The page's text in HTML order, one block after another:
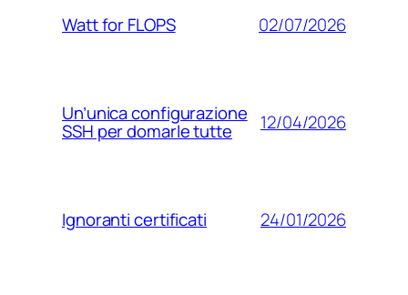
Watt for FLOPS 02/07/2026
Un’unica configurazione
SSH per domarle tutte 12/04/2026
Ignoranti certificati 24/01/2026